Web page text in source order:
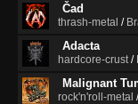
Čad
thrash-metal /
Adacta
hardcore-crust /
Malignant
rock'n'roll-metal